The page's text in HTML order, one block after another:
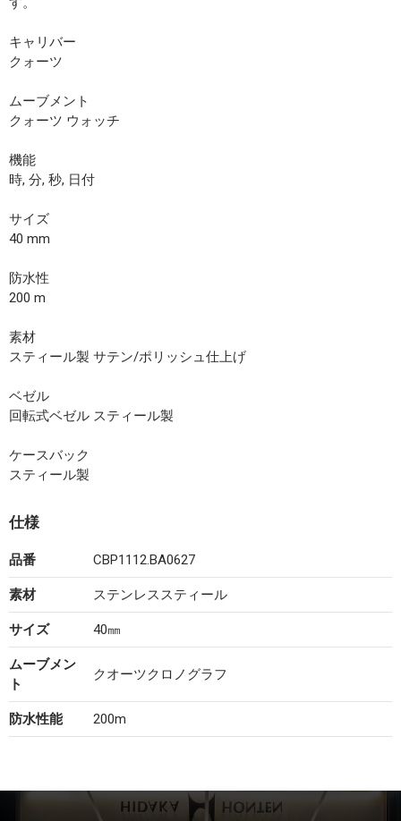
キャリバー
クォーツ
ムーブメント
クォーツ ウォッチ
機能
時, 分, 秒, 日付
サイズ
40 mm
防水性
200 m
素材
スティール製 サテン/ポリッシュ仕上げ
ベゼル
回転式ベゼル スティール製
ケースバック
スティール製
仕様
品番 CBP1112.BA0627
素材 ステンレススティール
サイズ 40㎜
ムーブメン
ト
クオーツクロノグラフ
防水性能 200m